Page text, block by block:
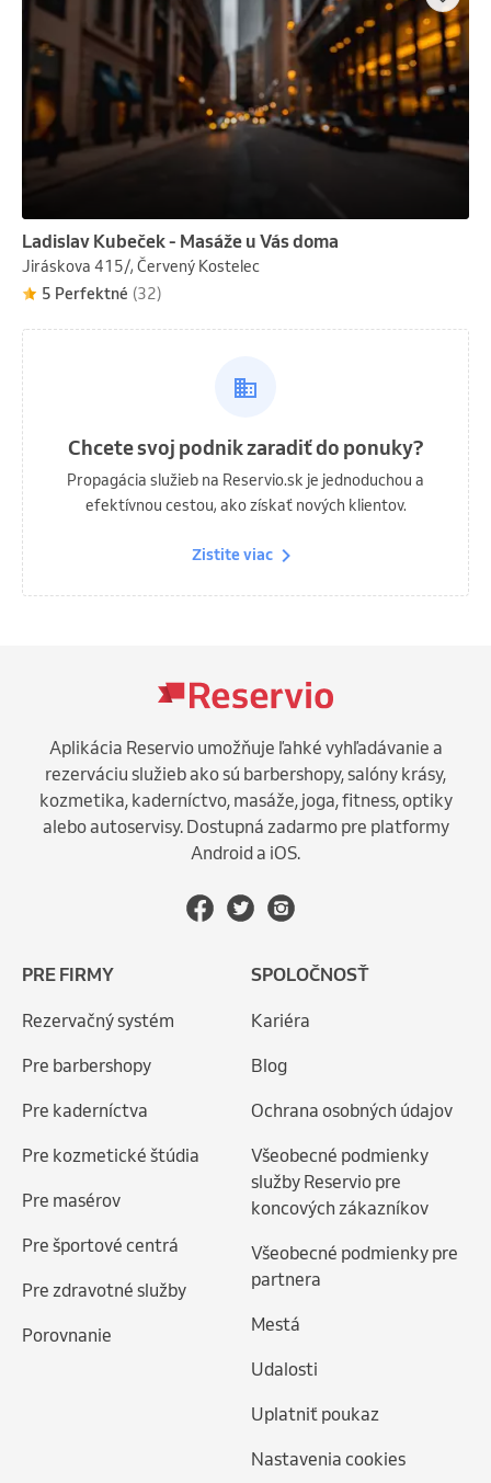
Ladislav Kubeček - Masáže u Vás doma
Jiráskova 415/, Červený Kostelec
5 Perfektné (32)
Chcete svoj podnik zaradiť do ponuky?
Propagácia služieb na Reservio.sk je jednoduchou a
efektívnou cestou, ako získať nových klientov.
Zistite viac
Aplikácia Reservio umožňuje ľahké vyhľadávanie a
rezerváciu služieb ako sú barbershopy, salóny krásy,
kozmetika, kaderníctvo, masáže, joga, fitness, optiky
alebo autoservisy. Dostupná zadarmo pre platformy
Android a iOS.
PRE FIRMY
Rezervačný systém
Pre barbershopy
Pre kaderníctva
Pre kozmetické štúdia
Pre masérov
Pre športové centrá
Pre zdravotné služby
Porovnanie
SPOLOČNOSŤ
Kariéra
Blog
Ochrana osobných údajov
Všeobecné podmienky
služby Reservio pre
koncových zákazníkov
Všeobecné podmienky pre
partnera
Mestá
Udalosti
Uplatniť poukaz
Nastavenia cookies